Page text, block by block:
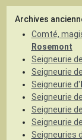
Archives
Comté,
Rosemont
Seigneurie de
Seigneurie de
Seigneurie d'
Seigneurie de
Seigneurie de
Seigneurie de
Seigneuries